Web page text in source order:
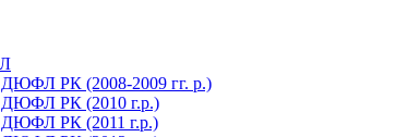
ДЮФЛ РК (2008-2009 гг. р.)
ДЮФЛ РК (2010 г.р.)
ДЮФЛ РК (2011 г.р.)